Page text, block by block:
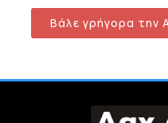
Βάλε γρήγορα την